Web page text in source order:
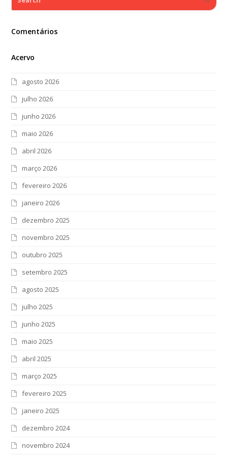
Comentários
Acervo
agosto 2026
julho 2026
junho 2026
maio 2026
abril 2026
março 2026
fevereiro 2026
janeiro 2026
dezembro 2025
novembro 2025
outubro 2025
setembro 2025
agosto 2025
julho 2025
junho 2025
maio 2025
abril 2025
março 2025
fevereiro 2025
janeiro 2025
dezembro 2024
novembro 2024